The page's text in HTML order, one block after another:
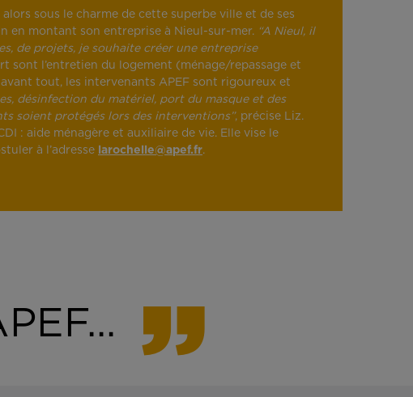
sous le charme de cette superbe ville et de ses
en montant son entreprise à Nieul-sur-mer. “A Nieul, il
de projets, je souhaite créer une entreprise
sont l’entretien du logement (ménage/repassage et
tout, les intervenants APEF sont rigoureux et
désinfection du matériel, port du masque et des
soient protégés lors des interventions”, précise Liz.
: aide ménagère et auxiliaire de vie. Elle vise le
à l’adresse larochelle@apef.fr.